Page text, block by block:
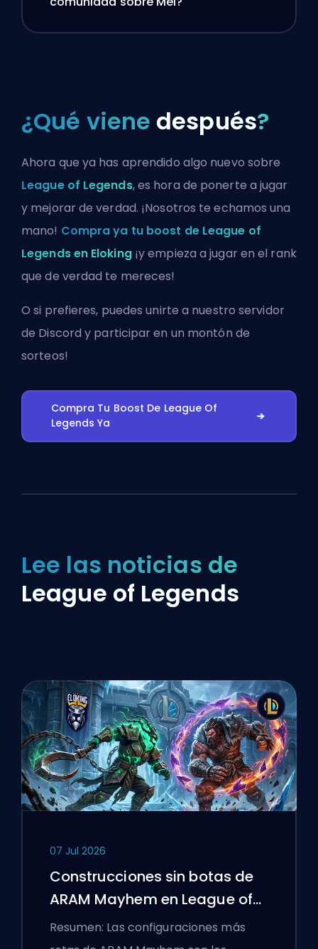
¿Qué viene después?
Ahora que ya has aprendido algo nuevo sobre
League of Legends, es hora de ponerte a jugar
y mejorar de verdad. ¡Nosotros te echamos una
mano! Compra ya tu boost de League of
Legends en Eloking¡y empieza a jugar en el rank
que de verdad te mereces!
O si prefieres, puedesunirte a nuestro servidor
de Discord y participar en un montón de
sorteos!
Compra Tu Boost De League Of
Legends Ya
Lee las noticias de
League of Legends
07 Jul 2026
Construcciones sin botas de
ARAM Mayhem en League of
Legends
Resumen: Las configuraciones más